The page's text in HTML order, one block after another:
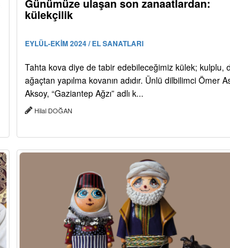
Günümüze ulaşan son zanaatlardan:
külekçilik
EYLÜL-EKİM 2024 / EL SANATLARI
Tahta kova diye de tabir edebileceğimiz külek; kulplu,
ağaçtan yapılma kovanın adıdır. Ünlü dilbilimci Ömer
Aksoy, “Gaziantep Ağzı” adlı k...
Hilal DOĞAN